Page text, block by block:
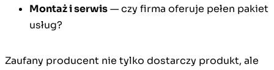
Montaż i serwis— czy firma oferuje pełen pakiet
usług?
Zaufany producent nie tylko dostarczy produkt, ale